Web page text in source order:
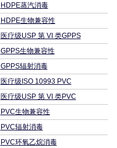
HDPE蒸汽消毒
HDPE生物兼容性
医疗级USP 第 VI 类GPPS
GPPS生物兼容性
GPPS辐射消毒
医疗级ISO 10993 PVC
医疗级USP 第 VI 类PVC
PVC生物兼容性
PVC辐射消毒
PVC环氧乙烷消毒